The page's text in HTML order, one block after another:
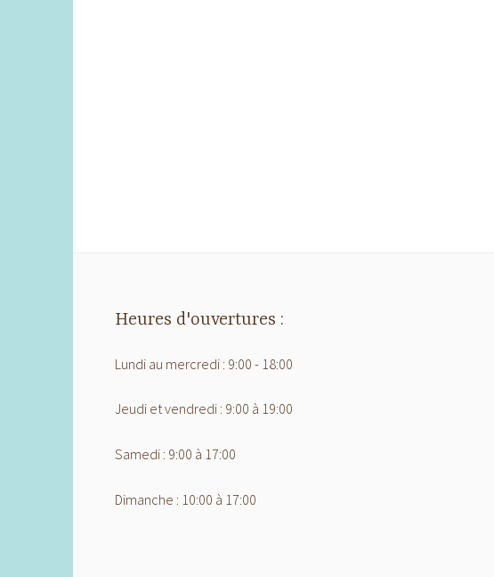
Heures d'ouvertures :
Lundi au mercredi : 9:00 - 18:00
Jeudi et vendredi : 9:00 à 19:00
Samedi : 9:00 à 17:00
Dimanche : 10:00 à 17:00